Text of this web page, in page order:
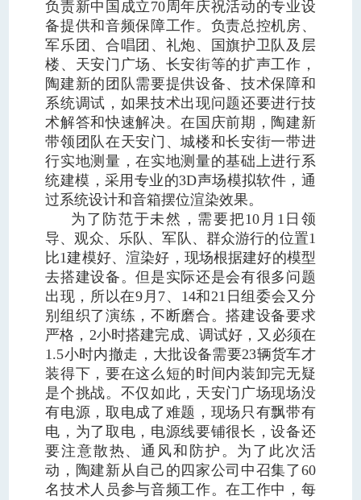
负责新中国成立70周年庆祝活动的专业设
备提供和音频保障工作。负责总控机房、
军乐团、合唱团、礼炮、国旗护卫队及层
楼、天安门广场、长安街等的扩声工作，
陶建新的团队需要提供设备、技术保障和
系统调试，如果技术出现问题还要进行技
术解答和快速解决。在国庆前期，陶建新
带领团队在天安门、城楼和长安街一带进
行实地测量，在实地测量的基础上进行系
统建模，采用专业的3D声场模拟软件，通
过系统设计和音箱摆位渲染效果。
为了防范于未然，需要把10月1日领
导、观众、乐队、军队、群众游行的位置1
比1建模好、渲染好，现场根据建好的模型
去搭建设备。但是实际还是会有很多问题
出现，所以在9月7、14和21日组委会又分
别组织了演练，不断磨合。搭建设备要求
严格，2小时搭建完成、调试好，又必须在
1.5小时内撤走，大批设备需要23辆货车才
装得下，要在这么短的时间内装卸完无疑
是个挑战。不仅如此，天安门广场现场没
有电源，取电成了难题，现场只有飘带有
电，为了取电，电源线要铺很长，设备还
要注意散热、通风和防护。为了此次活
动，陶建新从自己的四家公司中召集了60
名技术人员参与音频工作。在工作中，每